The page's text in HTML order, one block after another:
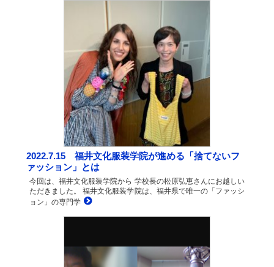
2022.7.15 福井文化服装学院が進める「捨てないフ
ァッション」とは
今回は、福井文化服装学院から 学校長の松原弘恵さんにお越しい
ただきました。 福井文化服装学院は、福井県で唯一の「ファッシ
ョン」の専門学